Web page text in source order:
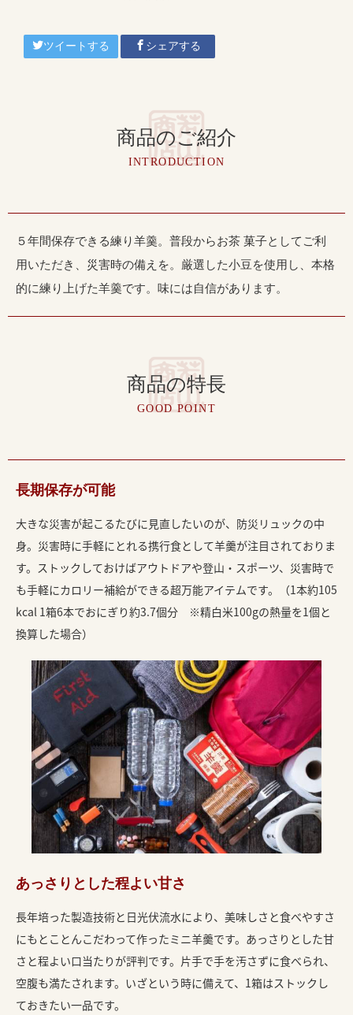
ツイートする シェアする
商品のご紹介
INTRODUCTION
５年間保存できる練り羊羹。普段からお茶 菓子としてご利
用いただき、災害時の備えを。厳選した小豆を使用し、本格
的に練り上げた羊羹です。味には自信があります。
商品の特長
GOOD POINT
長期保存が可能
大きな災害が起こるたびに見直したいのが、防災リュックの中
身。災害時に手軽にとれる携行食として羊羹が注目されておりま
す。ストックしておけばアウトドアや登山・スポーツ、災害時で
も手軽にカロリー補給ができる超万能アイテムです。（1本約105
kcal 1箱6本でおにぎり約3.7個分 ※精白米100gの熱量を1個と
換算した場合）
あっさりとした程よい甘さ
長年培った製造技術と日光伏流水により、美味しさと食べやすさ
にもとことんこだわって作ったミニ羊羹です。あっさりとした甘
さと程よい口当たりが評判です。片手で手を汚さずに食べられ、
空腹も満たされます。いざという時に備えて、1箱はストックし
ておきたい一品です。